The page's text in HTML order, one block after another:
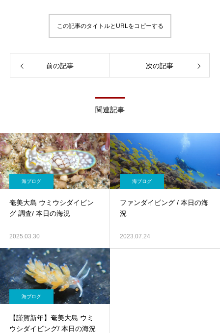
この記事のタイトルとURLをコピーする
前の記事 次の記事
関連記事
海ブログ
奄美大島 ウミウシダイビン
グ 調査/ 本日の海況
2025.03.30
海ブログ
ファンダイビング / 本日の海
況
2023.07.24
海ブログ
【謹賀新年】奄美大島 ウミ
ウシダイビング/ 本日の海況